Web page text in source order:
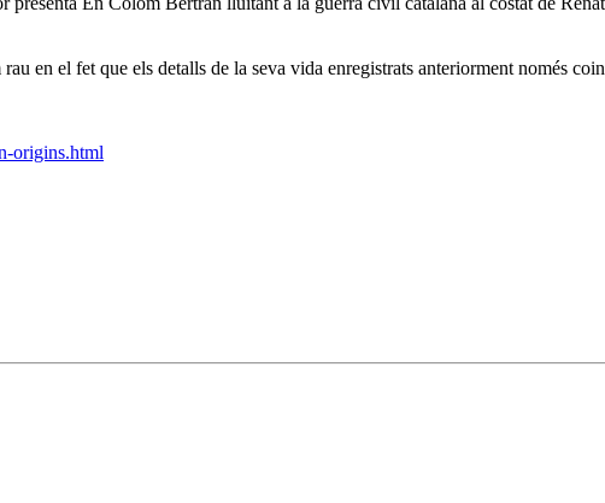
en el fet que els detalls de la seva vida enregistrats anteriorment només
origins.html